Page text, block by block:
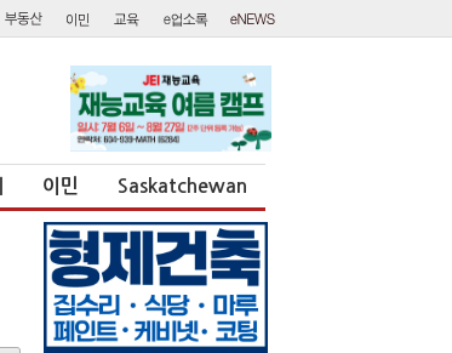
이민 Saskatchewan